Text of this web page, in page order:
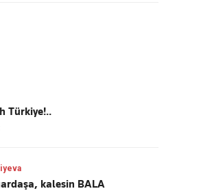
Türkiye!..
kalesin BALA